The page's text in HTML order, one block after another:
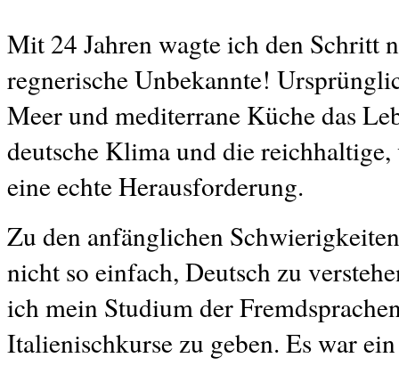
Mit 24 Jahren wagte ich den Schritt
regnerische Unbekannte!
Meer und mediterrane Küche das
deutsche Klima und die
eine echte Herausforderung.
Zu den anfänglichen
nicht so einfach, Deutsch zu
ich mein Studium der
Italienischkurse zu geben. Es war